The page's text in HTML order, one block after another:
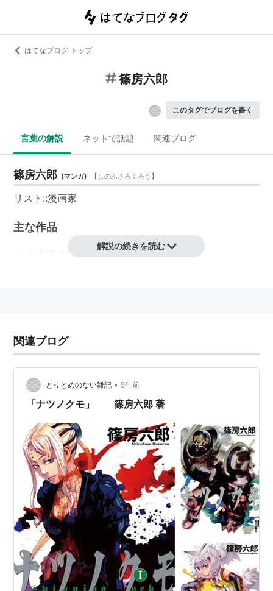
はてなブログ トップ
篠房六郎
このタグでブログを書く
言葉の解説 ネットで話題 関連ブログ
篠房六郎 (マンガ) 【 しのふさろくろう 】
リスト::漫画家
主な作品
「ナツノクモ」
解説の続きを読む
関連ブログ
とりとめのない雑記 • 5年前
「ナツノクモ」 篠房六郎 著